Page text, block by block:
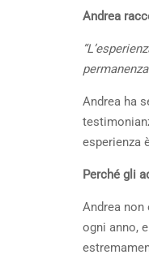
Andrea
Andrea ha
esperienza
Perché gli
Andrea non
ogni anno,